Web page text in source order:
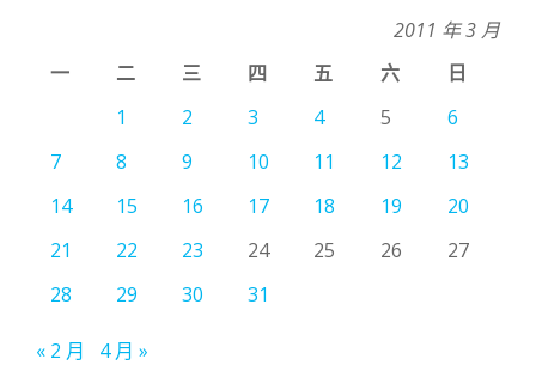
2011 年 3 月
一
二 三 四 五 六
日
1
2 3 4 5
6
7
8 9 10 11 12
13
14
15 16 17 18 19
20
21
22 23 24 25 26
27
28
29 30 31
« 2 月 4 月 »